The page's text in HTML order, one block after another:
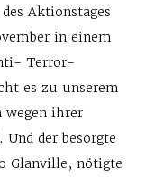
Aktionstages
in einem
Terror-
es zu unserem
wegen ihrer
der besorgte
Glanville, nötigte